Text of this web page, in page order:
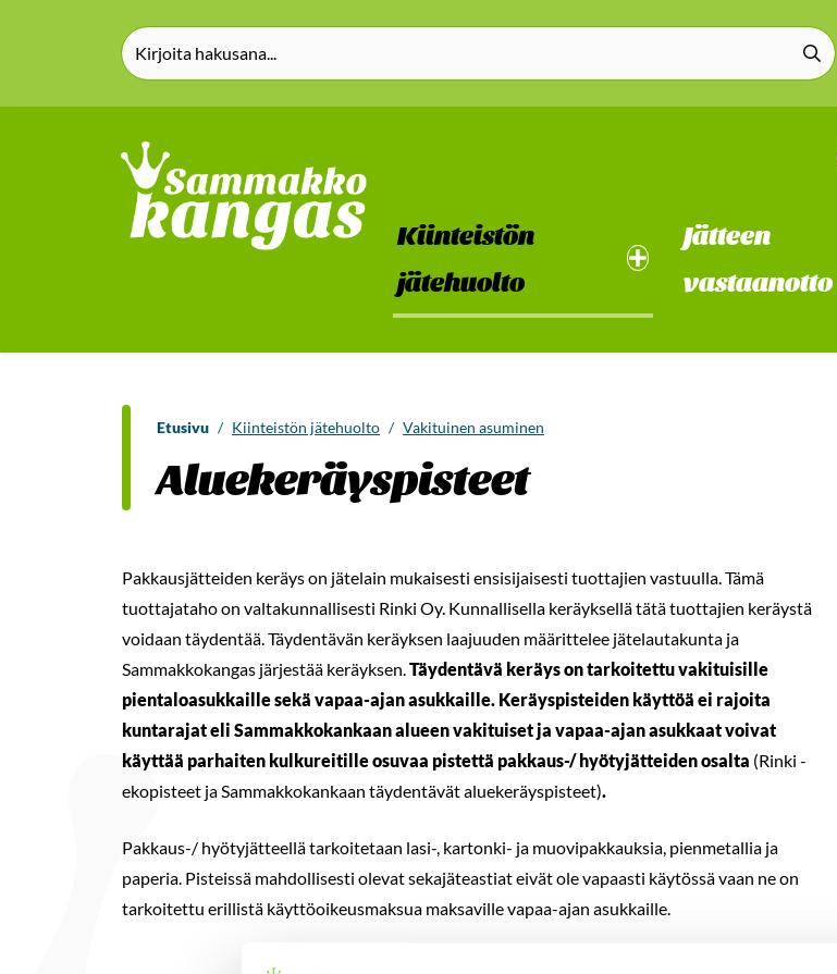
Kiinteistön
jätehuolto
Jätteen
vastaanotto
Etusivu / Kiinteistön jätehuolto / Vakituinen asuminen
Aluekeräyspisteet
-Pakkausjätteiden keräys on jätelain mukaisesti ensisijaisesti tuottajien vastuulla. Tämä
tuottajataho on valtakunnallisesti Rinki Oy. Kunnallisella keräyksellä tätä tuottajien keräystä
voidaan täydentää. Täydentävän keräyksen laajuuden määrittelee jätelautakunta ja
Sammakkokangas järjestää keräyksen. Täydentävä keräys on tarkoitettu vakituisille
pientaloasukkaille sekä vapaa-ajan asukkaille. Keräyspisteiden käyttöä ei rajoita
kuntarajat eli Sammakkokankaan alueen vakituiset ja vapaa-ajan asukkaat voivat
käyttää parhaiten kulkureitille osuvaa pistettä pakkaus-/ hyötyjätteiden osalta (Rinki -
ekopisteet ja Sammakkokankaan täydentävät aluekeräyspisteet).
Pakkaus-/ hyötyjätteellä tarkoitetaan lasi-, kartonki- ja muovipakkauksia, pienmetallia ja
paperia. Pisteissä mahdollisesti olevat sekajäteastiat eivät ole vapaasti käytössä vaan ne on
tarkoitettu erillistä käyttöoikeusmaksua maksaville vapaa-ajan asukkaille.